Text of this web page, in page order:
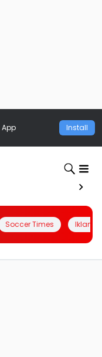
App Install
Soccer Times Iklanin